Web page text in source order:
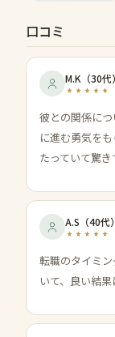
口コミ
M.K （30代）
彼との関係に
に進む勇気を
たっていて驚き
A.S （40代）
転職のタイミ
いて、良い結